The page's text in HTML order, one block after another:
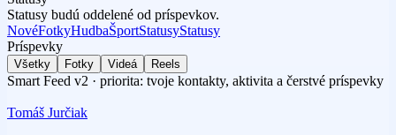
Statusy budú oddelené od príspevkov.
NovéFotkyHudbaŠportStatusyStatusy
Príspevky
Všetky Fotky Videá Reels
Smart Feed v2 · priorita: tvoje kontakty, aktivita a čerstvé príspevky
Tomáš Jurčiak